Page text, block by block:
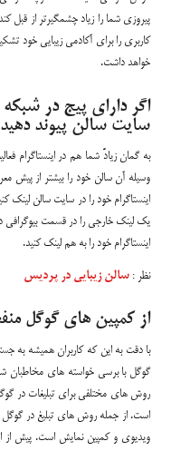
پیروزی شما را زیاد چشمگیرتر از قبل
کاربری را برای آکادمی زیبایی خود
خواهد داشت.
اگر دارای پیج در
سایت سالن پیوند دهید
به گمان زیادً شما هم در اینستاگرام
وسیله آن سالن خود را بیشتر از پیش
اینستاگرام خود را در سایت سالن لینک
یک لینک خارجی را در قسمت بیوگرافی
اینستاگرام خود را به هم لینک کنید.
نظر : سالن زیبایی در پردیس
از کمپین های گوگل
با دقت به این که کاربران همیشه به
گوگل با برسی خواسته های مخاطبان
روش های مختلفی برای تبلیغات در
است. از جمله روش های تبلیغ در گوگل
ویدیوی و کمپین نمایش است. پیش از